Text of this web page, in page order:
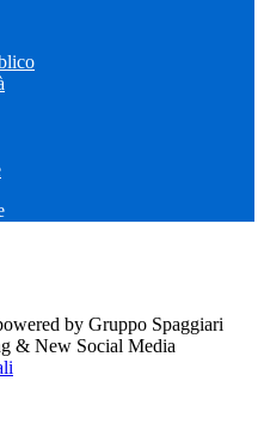
by Gruppo Spaggiari
& New Social Media